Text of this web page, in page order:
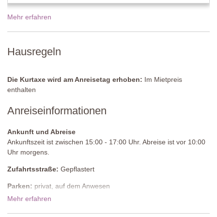
Wohnzimmer
Kleiderschrank, Sofa, Schaukelstuhl, Schreibtisch und Stuhl,
Klimaanlage.
Schlafzimmer 3
Kommode.
Angrenzendes Badezimmer
Schlafzimmer 4
Doppelbett (kann in ein Zweibettzimmer umgewandelt werden),
Mehr erfahren
Hausregeln
Die Kurtaxe wird am Anreisetag erhoben: Im Mietpreis
enthalten
Anreiseinformationen
Ankunft und Abreise
Ankunftszeit ist zwischen 15:00 - 17:00 Uhr. Abreise ist vor 10:00
Uhr morgens.
Zufahrtsstraße: Gepflastert
Parken: privat, auf dem Anwesen
Nationaler ID-Code:
Mehr erfahren